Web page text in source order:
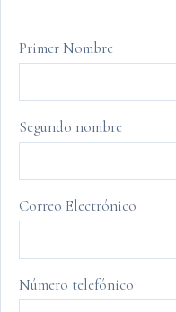
Primer Nombre
Segundo nombre
Correo Electrónico
Número telefónico